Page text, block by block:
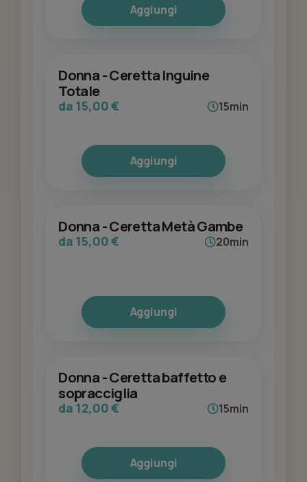
Aggiungi
Donna - Ceretta Inguine
Totale
da 15,00 € 15min
Aggiungi
Donna - Ceretta Metà Gambe
da 15,00 € 20min
Aggiungi
Donna - Ceretta baffetto e
sopracciglia
da 12,00 € 15min
Aggiungi